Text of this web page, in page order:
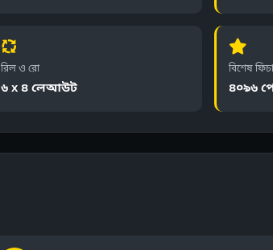
রিল ও রো
৬ x ৪ লেআউট
বিশেষ
৪০৯৬